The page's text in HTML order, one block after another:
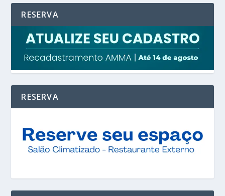
RESERVA
RESERVA